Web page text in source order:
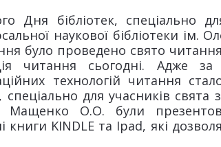
Дня бібліотек, спеціально
наукової бібліотеки ім.
було проведено свято
читання сьогодні. Адже
технологій читання
для учасників свята
О.О. були
книги KINDLE та Ipad, які